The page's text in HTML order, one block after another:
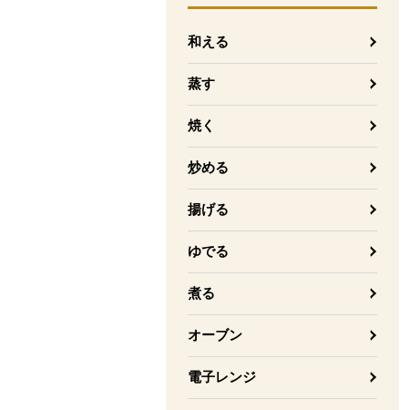
和える
蒸す
焼く
炒める
揚げる
ゆでる
煮る
オーブン
電子レンジ